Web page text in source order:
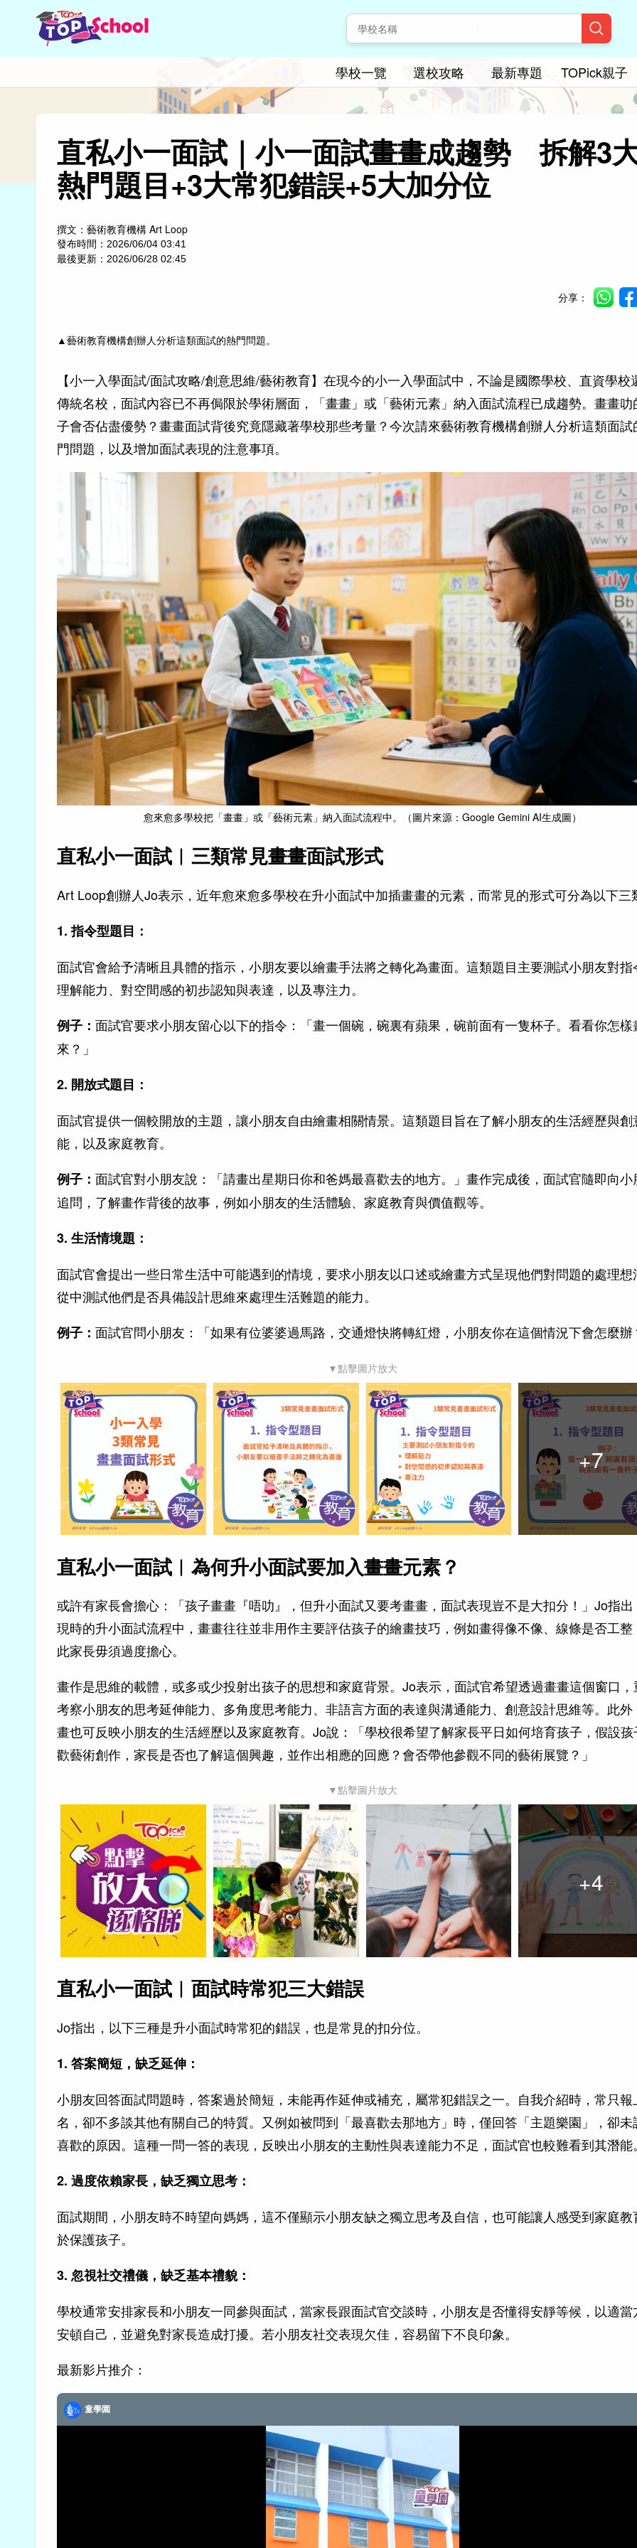
直私小一面試｜小一面試畫畫成趨勢 拆解3
熱門題目+3大常犯錯誤+5大加分位
撰文： 藝術教育機構 Art Loop
發布時間： 2026/06/04 03:41
最後更新： 2026/06/28 02:45
分享：
▲藝術教育機構創辦人分析這類面試的熱門問題。
【小一入學面試/面試攻略/創意思維/藝術教育】在現今的小一入學面試中，不論是國際學校、直資學校
傳統名校，面試內容已不再侷限於學術層面，「畫畫」或「藝術元素」納入面試流程已成趨勢。畫畫叻
子會否佔盡優勢？畫畫面試背後究竟隱藏著學校那些考量？今次請來藝術教育機構創辦人分析這類面試
門問題，以及增加面試表現的注意事項。
愈來愈多學校把「畫畫」或「藝術元素」納入面試流程中。（圖片來源：Google Gemini AI生成圖）
直私小一面試︱三類常見畫畫面試形式
Art Loop創辦人Jo表示，近年愈來愈多學校在升小面試中加插畫畫的元素，而常見的形式可分為以下三
1. 指令型題目：
面試官會給予清晰且具體的指示，小朋友要以繪畫手法將之轉化為畫面。這類題目主要測試小朋友對指
理解能力、對空間感的初步認知與表達，以及專注力。
例子： 面試官要求小朋友留心以下的指令：「畫一個碗，碗裏有蘋果，碗前面有一隻杯子。看看你怎樣
來？」
2. 開放式題目：
面試官提供一個較開放的主題，讓小朋友自由繪畫相關情景。這類題目旨在了解小朋友的生活經歷與創
能，以及家庭教育。
例子： 面試官對小朋友說：「請畫出星期日你和爸媽最喜歡去的地方。」畫作完成後，面試官隨即向小
追問，了解畫作背後的故事，例如小朋友的生活體驗、家庭教育與價值觀等。
3. 生活情境題：
面試官會提出一些日常生活中可能遇到的情境，要求小朋友以口述或繪畫方式呈現他們對問題的處理想
從中測試他們是否具備設計思維來處理生活難題的能力。
例子： 面試官問小朋友：「如果有位婆婆過馬路，交通燈快將轉紅燈，小朋友你在這個情況下會怎麼辦
▼點擊圖片放大
+7
直私小一面試︱為何升小面試要加入畫畫元素？
或許有家長會擔心：「孩子畫畫『唔叻』，但升小面試又要考畫畫，面試表現豈不是大扣分！」Jo指
現時的升小面試流程中，畫畫往往並非用作主要評估孩子的繪畫技巧，例如畫得像不像、線條是否工整
此家長毋須過度擔心。
畫作是思維的載體，或多或少投射出孩子的思想和家庭背景。Jo表示，面試官希望透過畫畫這個窗口
考察小朋友的思考延伸能力、多角度思考能力、非語言方面的表達與溝通能力、創意設計思維等。此外
畫也可反映小朋友的生活經歷以及家庭教育。Jo說：「學校很希望了解家長平日如何培育孩子，假設
歡藝術創作，家長是否也了解這個興趣，並作出相應的回應？會否帶他參觀不同的藝術展覽？」
▼點擊圖片放大
+4
直私小一面試︱面試時常犯三大錯誤
Jo指出，以下三種是升小面試時常犯的錯誤，也是常見的扣分位。
1. 答案簡短，缺乏延伸：
小朋友回答面試問題時，答案過於簡短，未能再作延伸或補充，屬常犯錯誤之一。自我介紹時，常只報
名，卻不多談其他有關自己的特質。又例如被問到「最喜歡去那地方」時，僅回答「主題樂園」，卻未
喜歡的原因。這種一問一答的表現，反映出小朋友的主動性與表達能力不足，面試官也較難看到其潛能
2. 過度依賴家長，缺乏獨立思考：
面試期間，小朋友時不時望向媽媽，這不僅顯示小朋友缺之獨立思考及自信，也可能讓人感受到家庭教
於保護孩子。
3. 忽視社交禮儀，缺乏基本禮貌：
學校通常安排家長和小朋友一同參與面試，當家長跟面試官交談時，小朋友是否懂得安靜等候，以適當
安頓自己，並避免對家長造成打擾。若小朋友社交表現欠佳，容易留下不良印象。
最新影片推介：
童學園
學校一覽 選校攻略 最新專題 TOPick親子